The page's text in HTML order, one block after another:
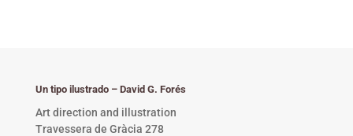
Un tipo ilustrado – David G. Forés
Art direction and illustration
Travessera de Gràcia 278